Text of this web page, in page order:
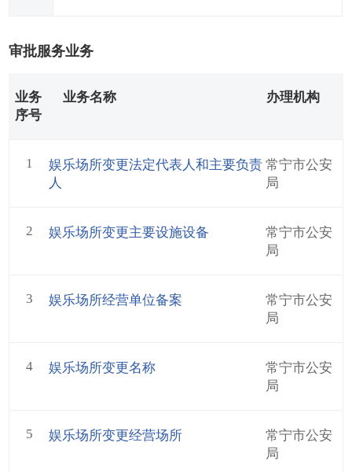
审批服务业务
业务
序号
业务名称 办理机构
1
娱乐场所变更法定代表人和主要负责
人
常宁市公安
局
2 娱乐场所变更主要设施设备
常宁市公安
局
3 娱乐场所经营单位备案
常宁市公安
局
4 娱乐场所变更名称
常宁市公安
局
5 娱乐场所变更经营场所
常宁市公安
局